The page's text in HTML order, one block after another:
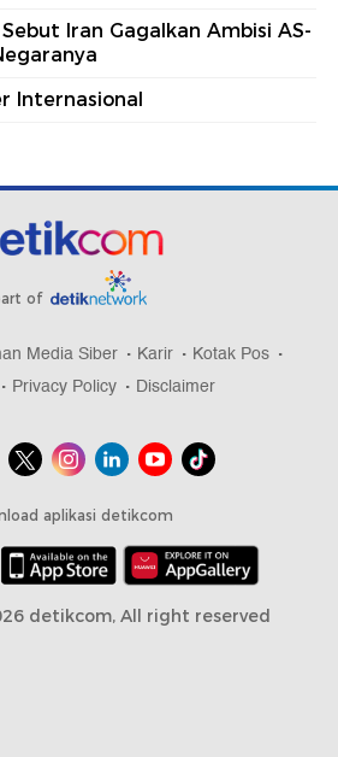
Iran Gagalkan Ambisi AS-
Internasional
of
Media Siber Karir
Kotak Pos
Privacy Policy Disclaimer
aplikasi detikcom
detikcom, All right reserved